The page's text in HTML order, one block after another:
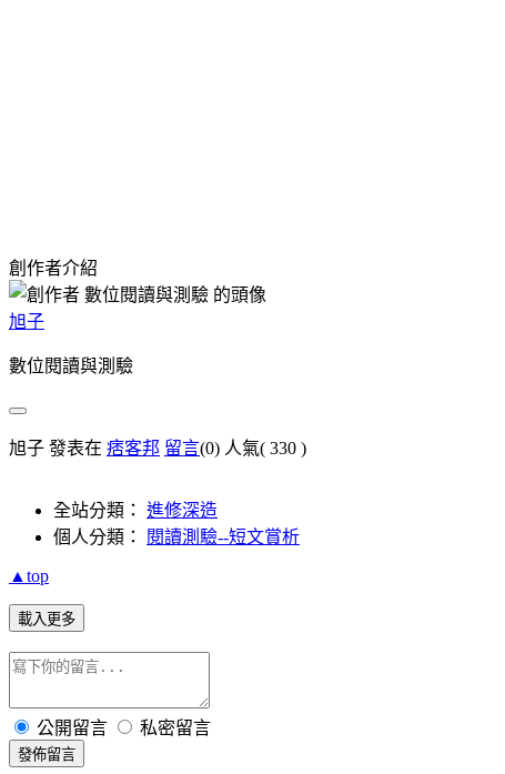
創作者介紹
旭子
數位閱讀與測驗
旭子 發表在 痞客邦 留言(0) 人氣( 330 )
全站分類： 進修深造
個人分類：
閱讀測驗--短文賞析
▲top
載入更多
公開留言 私密留言
發佈留言